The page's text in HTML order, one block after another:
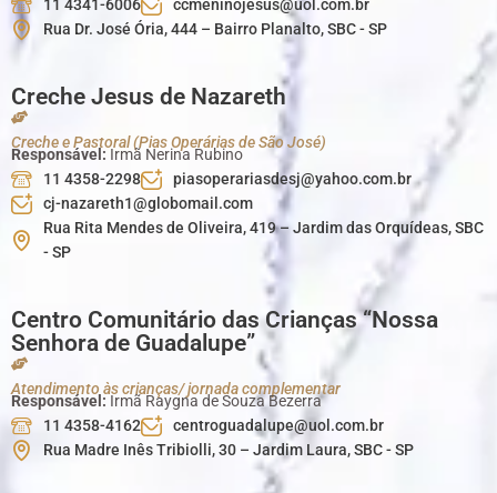
11 4341-6006
ccmeninojesus@uol.com.br
Rua Dr. José Ória, 444 – Bairro Planalto, SBC - SP
Creche Jesus de Nazareth
Creche e Pastoral (Pias Operárias de São José)
Responsável: Irmã Nerina Rubino
11 4358-2298
piasoperariasdesj@yahoo.com.br
cj-nazareth1@globomail.com
Rua Rita Mendes de Oliveira, 419 – Jardim das Orquídeas, SBC
- SP
Centro Comunitário das Crianças “Nossa
Senhora de Guadalupe”
Atendimento às crianças/ jornada complementar
Responsável: Irmã Raygna de Souza Bezerra
11 4358-4162
centroguadalupe@uol.com.br
Rua Madre Inês Tribiolli, 30 – Jardim Laura, SBC - SP